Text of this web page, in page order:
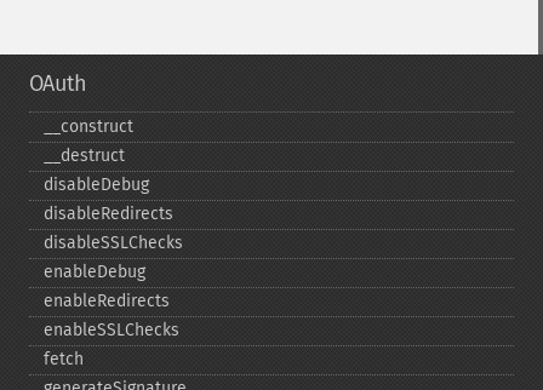
OAuth
_​_​construct
_​_​destruct
disableDebug
disableRedirects
disableSSLChecks
enableDebug
enableRedirects
enableSSLChecks
fetch